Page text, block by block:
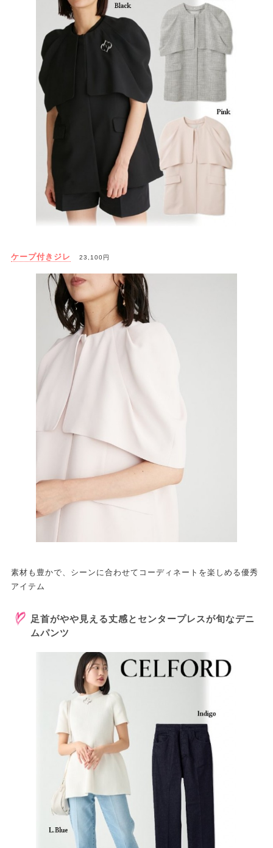
ケープ付きジレ 23,100円
素材も豊かで、シーンに合わせてコーディネートを楽しめる優秀
アイテム
足首がやや見える丈感とセンタープレスが旬なデニ
ムパンツ